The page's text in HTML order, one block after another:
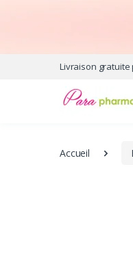
Livraison gratuite
Accueil